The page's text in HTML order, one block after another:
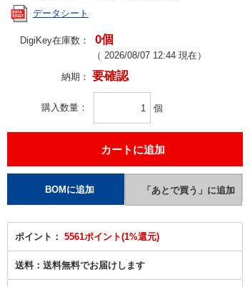
データシート
DigiKey在庫数： 0個
（ 2026/08/07 12:44 現在）
納期： 要確認
購入数量 個
ポイント： 5561ポイント(1%還元)
送料： 送料無料でお届けします